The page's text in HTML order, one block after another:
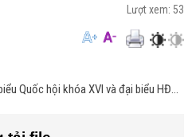
Lượt xem: 53
Kế hoạch tuyên truyền bầu cử đại biểu Quốc hội khóa XVI và đại biểu HĐND các cấp nhiệm kỳ 2026-2031.signed.signed.pdf